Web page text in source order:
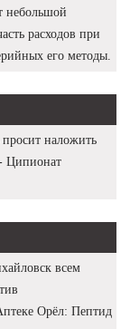
небольшой
расходов при
его методы.
наложить
Ципионат
всем
Орёл: Пептид